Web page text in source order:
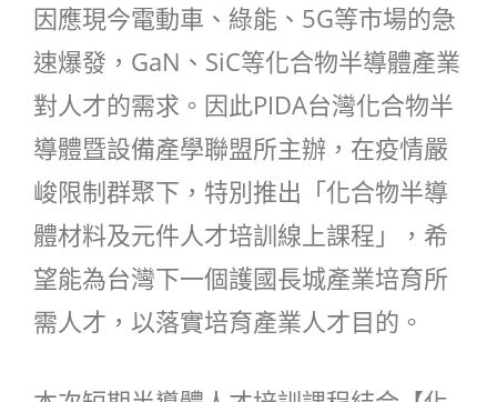
因應現今電動車、綠能、5G等市場的急
速爆發，GaN、SiC等化合物半導體產業
對人才的需求。因此PIDA台灣化合物半
導體暨設備產學聯盟所主辦，在疫情嚴
峻限制群聚下，特別推出「化合物半導
體材料及元件人才培訓線上課程」，希
望能為台灣下一個護國長城產業培育所
需人才，以落實培育產業人才目的。